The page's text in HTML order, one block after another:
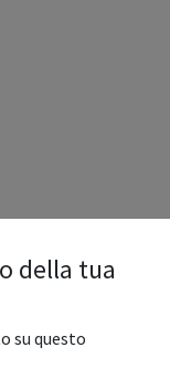
della tua
su questo